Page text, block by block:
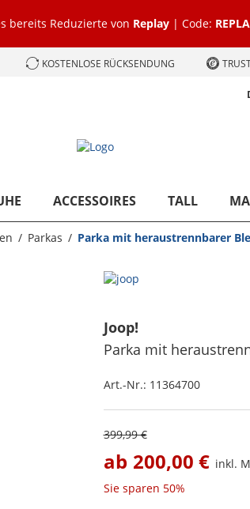
bereits Reduzierte von Replay | Code:
KOSTENLOSE RÜCKSENDUNG
ACCESSOIRES TALL
Parkas Parka mit heraustrennbarer
Joop!
Parka mit
Art.-Nr.: 11364700
399,99 €
ab 200,00 € inkl.
Sie sparen 50%